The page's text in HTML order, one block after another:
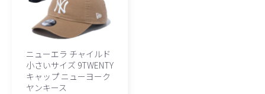
ニューエラ チャイルド
小さいサイズ 9TWENTY
キャップ ニューヨーク
ヤンキース